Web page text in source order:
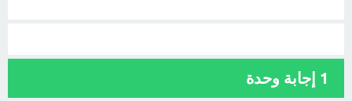
1 إجابة وحدة